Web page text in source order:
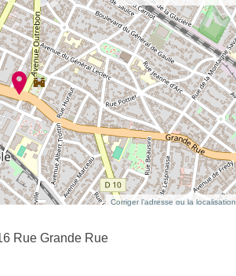
Corriger l’adresse ou la localisation
Rue Grande Rue